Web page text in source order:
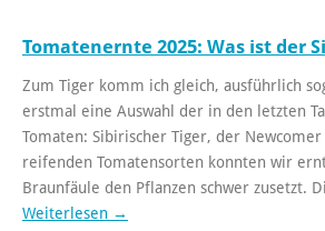
Tomatenernte 2025: Was ist der
Zum Tiger komm ich gleich, ausführlich
erstmal eine Auswahl der in den letzten
Tomaten: Sibirischer Tiger, der
reifenden Tomatensorten konnten wir
Braunfäule den Pflanzen schwer zusetzt.
Weiterlesen →